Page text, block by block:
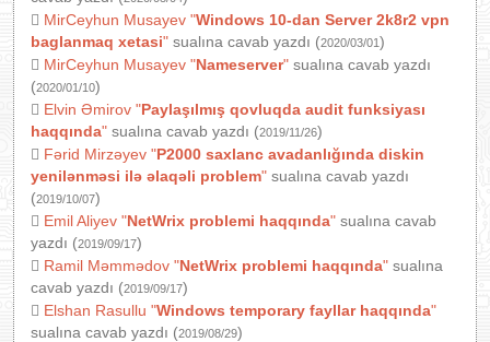
MirCeyhun Musayev "Windows 10-dan Server 2k8r2 vpn
baglanmaq xetasi" sualına cavab yazdı (2020/03/01)
MirCeyhun Musayev "Nameserver" sualına cavab yazdı
(2020/01/10)
Elvin Əmirov "Paylaşılmış qovluqda audit funksiyası
haqqında" sualına cavab yazdı (2019/11/26)
Fərid Mirzəyev "P2000 saxlanc avadanlığında diskin
yenilənməsi ilə əlaqəli problem" sualına cavab yazdı
(2019/10/07)
Emil Aliyev "NetWrix problemi haqqında" sualına cavab
yazdı (2019/09/17)
Ramil Məmmədov "NetWrix problemi haqqında" sualına
cavab yazdı (2019/09/17)
Elshan Rasullu "Windows temporary fayllar haqqında"
sualına cavab yazdı (2019/08/29)